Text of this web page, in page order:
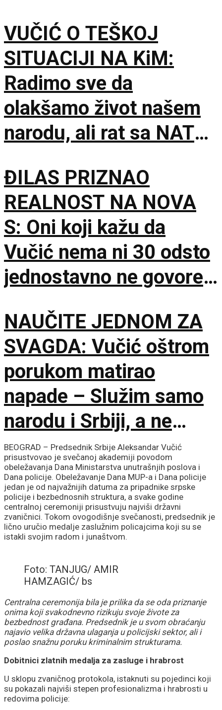
VUČIĆ O TEŠKOJ
SITUACIJI NA KiM:
Radimo sve da
olakšamo život našem
narodu, ali rat sa NATO
ĐILAS PRIZNAO
REALNOST NA NOVA
S: Oni koji kažu da
Vučić nema ni 30 odsto
jednostavno ne govore
NAUČITE JEDNOM ZA
SVAGDA: Vučić oštrom
porukom matirao
napade – Služim samo
narodu i Srbiji, a ne
stranim silama
BEOGRAD – Predsednik Srbije Aleksandar Vučić
prisustvovao je svečanoj akademiji povodom
obeležavanja Dana Ministarstva unutrašnjih poslova i
Dana policije. Obeležavanje Dana MUP-a i Dana policije
jedan je od najvažnijih datuma za pripadnike srpske
policije i bezbednosnih struktura, a svake godine
centralnoj ceremoniji prisustvuju najviši državni
zvaničnici. Tokom ovogodišnje svečanosti, predsednik je
lično uručio medalje zaslužnim policajcima koji su se
istakli svojim radom i junaštvom.
Foto: TANJUG/ AMIR
HAMZAGIĆ/ bs
Centralna ceremonija bila je prilika da se oda priznanje
onima koji svakodnevno rizikuju svoje živote za
bezbednost građana. Predsednik je u svom obraćanju
najavio velika državna ulaganja u policijski sektor, ali i
poslao snažnu poruku kriminalnim strukturama.
Dobitnici zlatnih medalja za zasluge i hrabrost
U sklopu zvaničnog protokola, istaknuti su pojedinci koji
su pokazali najviši stepen profesionalizma i hrabrosti u
redovima policije: